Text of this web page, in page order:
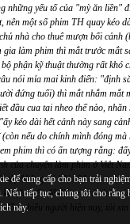
những yếu tố của "mỳ ăn liền"
nên một số phim TH quay kéo
nhà cho thuê mượn bối cảnh
làm phim thì mắt trước mắt
phận kỹ thuật thường rất khó
nói mỉa mai kinh điển: "định
đứng tuổi) thì mắt nhắm mắt
đầu cua tai nheo thế nào,
kéo dài hết cảnh này sang
nếu do chính mình đóng
phim thì có ấn tượng rằng:
của chuyện làm phim ở Việt
tập không có hồi kết!
chủ yếu để diễn ra cái tình
đầu nhiều người hiện nay, tôi
để cung cấp cho bạn trải
Nếu tiếp tục, chúng tôi cho rằng
này.